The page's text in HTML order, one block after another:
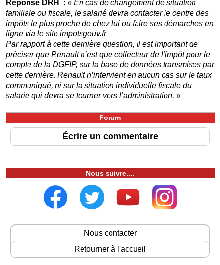
Réponse DRH
: « En cas de changement de situation
familiale ou fiscale, le salarié devra contacter le centre des
impôts le plus proche de chez lui ou faire ses démarches en
ligne via le site impotsgouv.fr
Par rapport à cette dernière question, il est important de
préciser que Renault n’est que collecteur de l’impôt pour le
compte de la DGFIP, sur la base de données transmises par
cette dernière. Renault n’intervient en aucun cas sur le taux
communiqué, ni sur la situation individuelle fiscale du
salarié qui devra se tourner vers l’administration. »
Forum
Écrire un commentaire
Nous suivre....
Nous contacter
Retourner à l'accueil